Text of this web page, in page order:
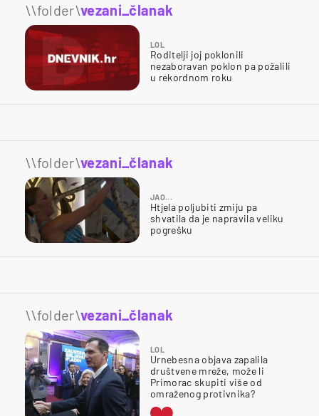
\\folder\vezani_članak
LOL
Roditelji joj poklonili
nezaboravan poklon pa požalili
u rekordnom roku
\\folder\vezani_članak
JAO...
Htjela poljubiti zmiju pa
shvatila da je napravila veliku
pogrešku
\\folder\vezani_članak
LOL
Urnebesna objava zapalila
društvene mreže, može li
Primorac skupiti više od
omraženog protivnika?